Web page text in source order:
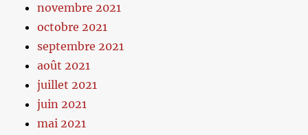
novembre 2021
octobre 2021
septembre 2021
août 2021
juillet 2021
juin 2021
mai 2021